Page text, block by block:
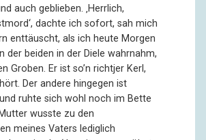
auch geblieben. ‚Herrlich,
dachte ich sofort, sah mich
enttäuscht, als ich heute Morgen
der beiden in der Diele wahrnahm,
Groben. Er ist so’n richtjer Kerl,
Der andere hingegen ist
ruhte sich wohl noch im Bette
wusste zu den
meines Vaters lediglich